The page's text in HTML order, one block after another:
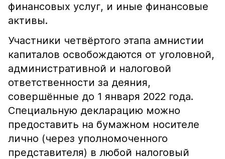
финансовых услуг, и иные финансовые
активы.
Участники четвёртого этапа амнистии
капиталов освобождаются от уголовной,
административной и налоговой
ответственности за деяния,
совершённые до 1 января 2022 года.
Специальную декларацию можно
предоставить на бумажном носителе
лично (через уполномоченного
представителя) в любой налоговый